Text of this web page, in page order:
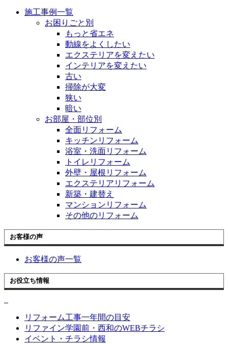
施工事例一覧
お困りごと別
もっと省エネ
動線をよくしたい
エクステリアを変えたい
インテリアを変えたい
古い
掃除が大変
狭い
暗い
お部屋・部位別
全面リフォーム
キッチンリフォーム
浴室・洗面リフォーム
トイレリフォーム
外壁・屋根リフォーム
エクステリアリフォーム
新築・建替え
マンションリフォーム
その他のリフォーム
お客様の声
お客様の声一覧
お役立ち情報
リフォーム工事一年間の目安
リファイン学園前・西和のWEBチラシ
イベント・チラシ情報